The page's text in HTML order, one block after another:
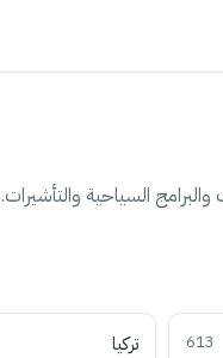
السياحية والتأشيرات.
613 تركيا